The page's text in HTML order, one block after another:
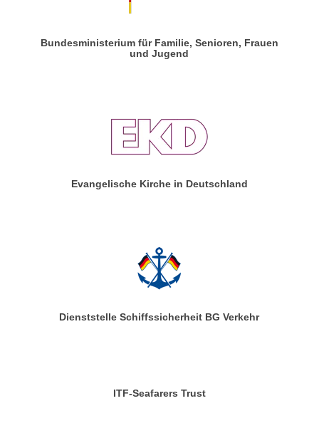
Bundesministerium für Familie, Senioren, Frauen
und Jugend
Evangelische Kirche in Deutschland
Dienststelle Schiffssicherheit BG Verkehr
ITF-Seafarers Trust